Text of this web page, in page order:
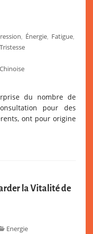
Énergie Fatigue
Tristesse
du nombre de
pour des
ont pour origine
la Vitalité de
Energie